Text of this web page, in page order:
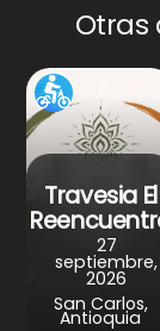
Otras
Travesia El
27
septiembre,
2026
San Carlos,
Antioquia